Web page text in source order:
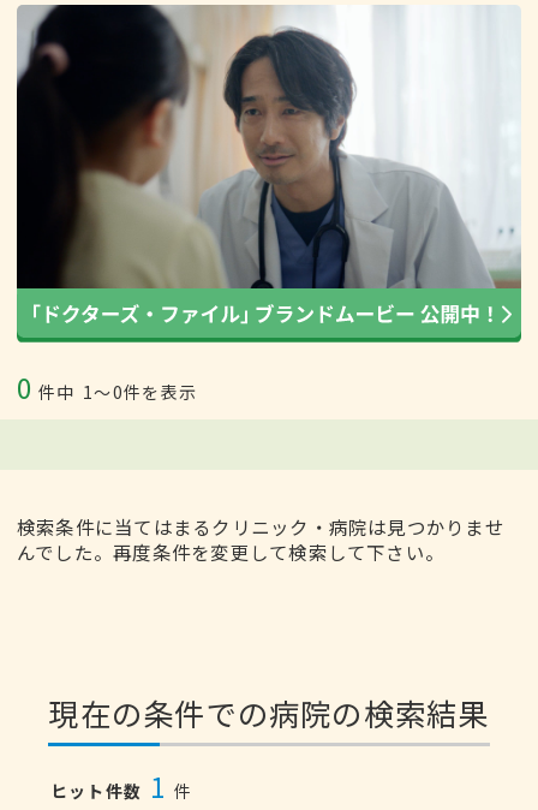
0 件中 1〜0件を表示
検索条件に当てはまるクリニック・病院は見つかりませ
んでした。再度条件を変更して検索して下さい。
現在の条件での病院の検索結果
ヒット件数 1 件